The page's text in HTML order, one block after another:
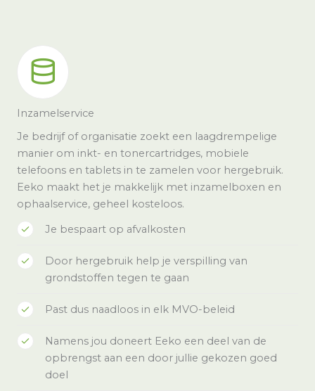
Inzamelservice
Je bedrijf of organisatie zoekt een laagdrempelige
manier om inkt- en tonercartridges, mobiele
telefoons en tablets in te zamelen voor hergebruik.
Eeko maakt het je makkelijk met inzamelboxen en
ophaalservice, geheel kosteloos.
Je bespaart op afvalkosten
Door hergebruik help je verspilling van
grondstoffen tegen te gaan
Past dus naadloos in elk MVO-beleid
Namens jou doneert Eeko een deel van de
opbrengst aan een door jullie gekozen goed
doel